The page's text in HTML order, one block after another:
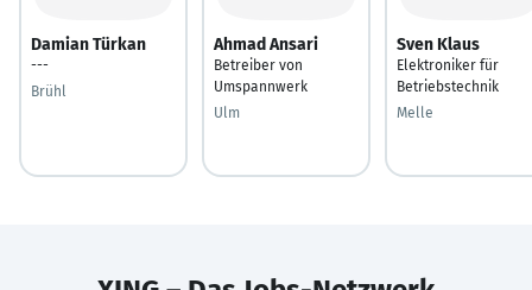
Damian Türkan
---
Brühl
Ahmad Ansari
Betreiber von
Umspannwerk
Ulm
Sven Klaus
Elektroniker für
Betriebstechnik
Melle